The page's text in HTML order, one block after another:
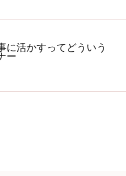
に活かすってどういう
ー